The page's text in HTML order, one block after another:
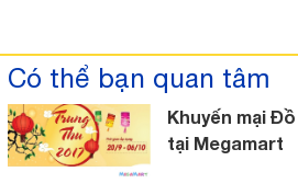
Có thể bạn quan tâm
Khuyến mại
tại Megamart